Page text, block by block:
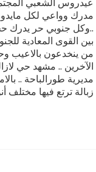
عيدروس الشعبي
مدرك وواعي لكل
..وكل جنوبي حر يدرك
بين القوى المعادية
من ينخدعون بالاعيب
الآخرين .. مشهد حي
مديرية طورالباحة ..
زبالة ترتع فيها مختلف